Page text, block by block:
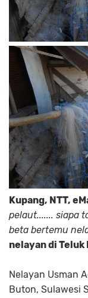
Kupang, NTT,
pelaut....... siapa
beta bertemu
nelayan di Teluk
Nelayan Usman
Buton, Sulawesi